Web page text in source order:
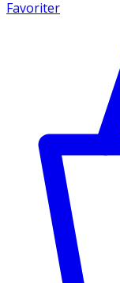
Favoriter